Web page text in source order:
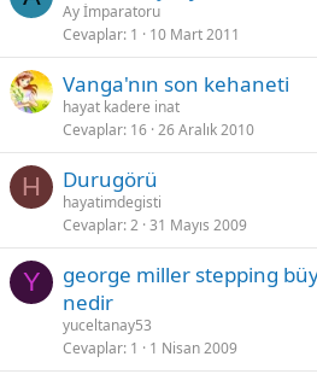
Ay İmparatoru
Cevaplar 1 10 Mart 2011
Vanga'nın son kehaneti
hayat kadere inat
Cevaplar 16 26 Aralık 2010
H Durugörü
hayatimdegisti
Cevaplar 2 31 Mayıs 2009
Y
george miller stepping
nedir
yuceltanay53
Cevaplar 1 1 Nisan 2009